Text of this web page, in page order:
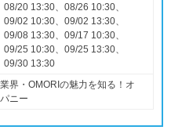
20 13:30、08/26 10:30、
02 10:30、09/02 13:30、
08 13:30、09/17 10:30、
25 10:30、09/25 13:30、
09/30 13:30
界・OMORIの魅力を知る！オ
ニー